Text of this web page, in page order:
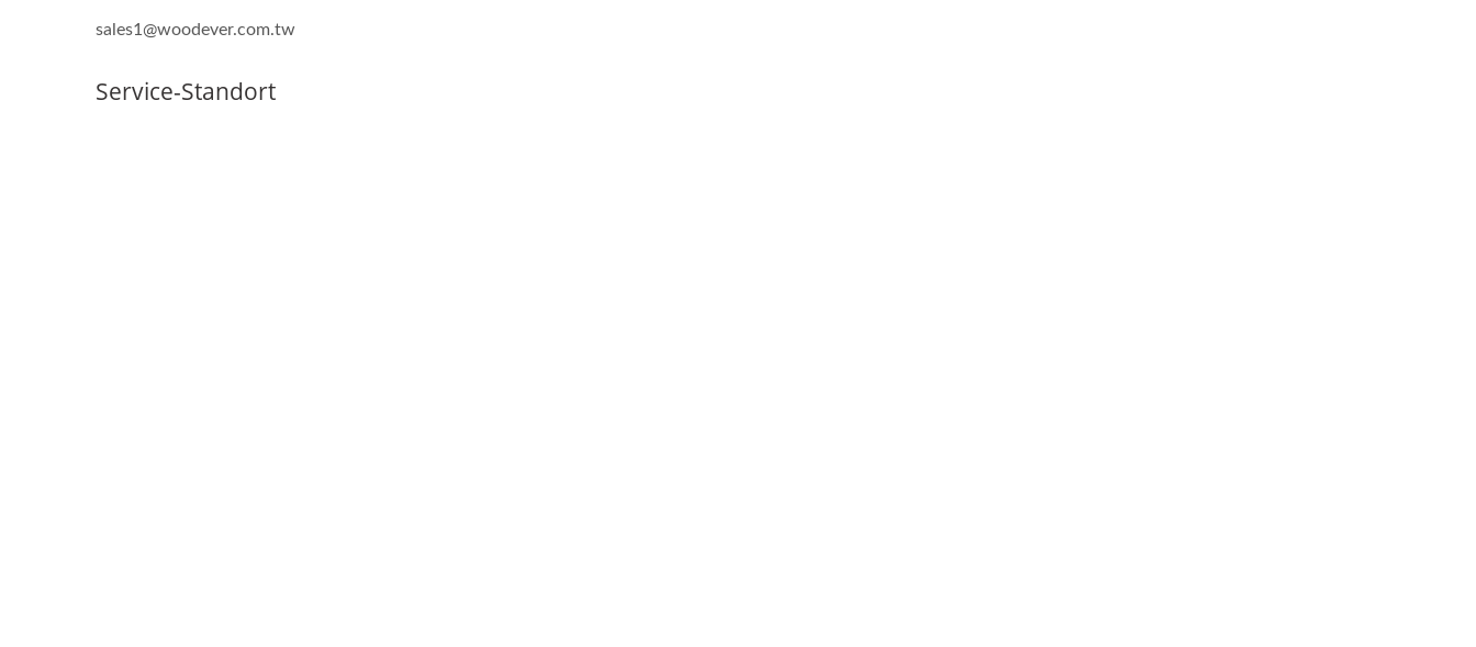
sales1@woodever.com.tw
Service-Standort